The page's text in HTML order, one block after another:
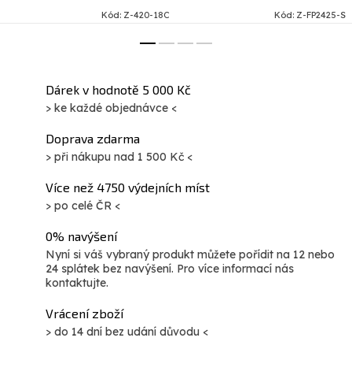
Kód: Z-420-18C Kód: Z-FP2425-S
Dárek v hodnotě 5 000 Kč
> ke každé objednávce <
Doprava zdarma
> při nákupu nad 1 500 Kč <
Více než 4750 výdejních míst
> po celé ČR <
0% navýšení
Nyní si váš vybraný produkt můžete pořídit na 12 nebo
24 splátek bez navýšení. Pro více informací nás
kontaktujte.
Vrácení zboží
> do 14 dní bez udání důvodu <